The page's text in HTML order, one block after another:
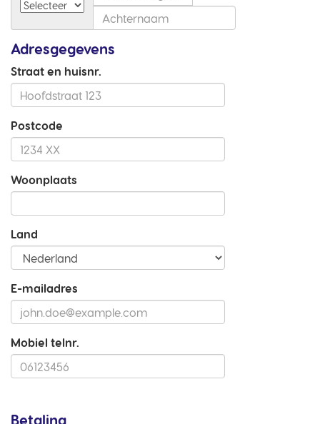
Adresgegevens
Straat en huisnr.
Postcode
Woonplaats
Land
E-mailadres
Mobiel telnr.
Betaling